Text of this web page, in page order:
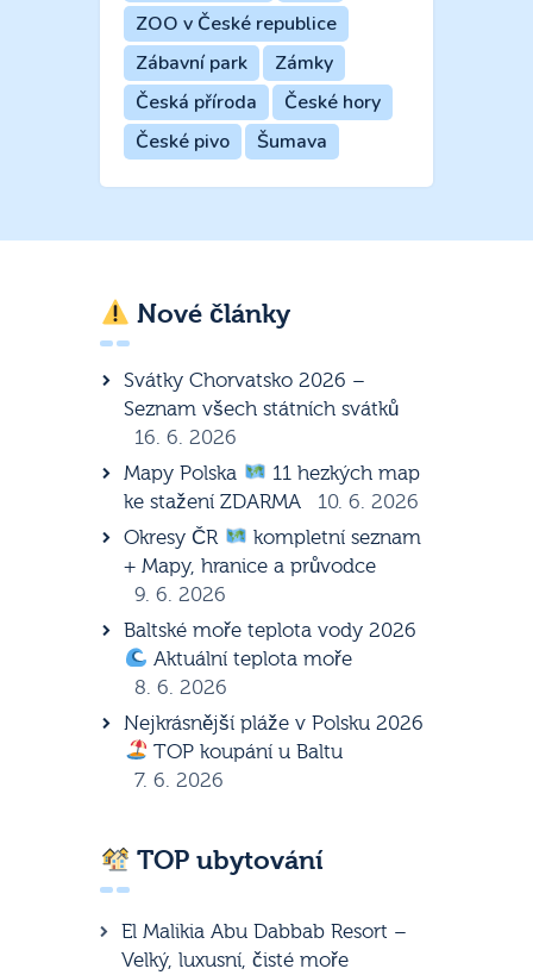
ZOO v České republice
Zábavní park
Zámky
Česká příroda
České hory
České pivo
Šumava
Nové články
Svátky Chorvatsko 2026 –
Seznam všech státních svátků
16. 6. 2026
Mapy Polska
11 hezkých map
ke stažení ZDARMA
10. 6. 2026
Okresy ČR
kompletní seznam
+ Mapy, hranice a průvodce
9. 6. 2026
Baltské moře teplota vody 2026
Aktuální teplota moře
8. 6. 2026
Nejkrásnější pláže v Polsku 2026
TOP koupání u Baltu
7. 6. 2026
TOP ubytování
El Malikia Abu Dabbab Resort –
Velký, luxusní, čisté moře